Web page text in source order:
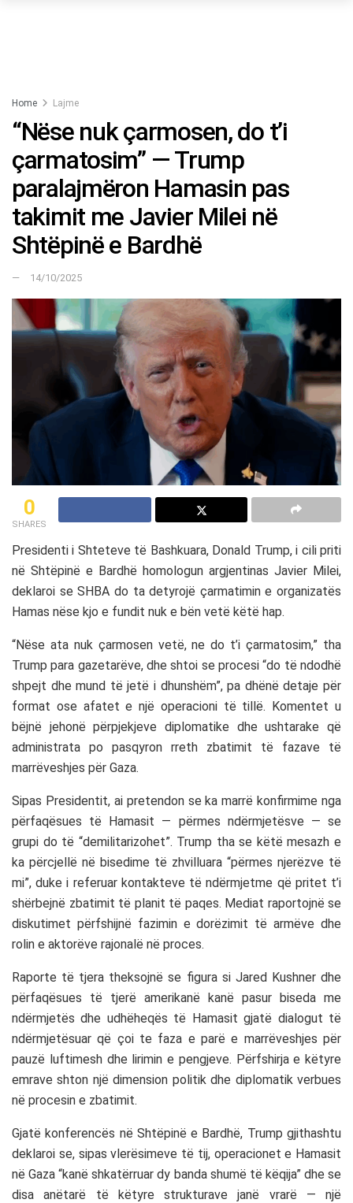
Home Lajme
“Nëse nuk çarmosen, do t’i
çarmatosim” — Trump
paralajmëron Hamasin pas
takimit me Javier Milei në
Shtëpinë e Bardhë
14/10/2025
0
SHARES
Presidenti i Shteteve të Bashkuara, Donald Trump, i cili priti
në Shtëpinë e Bardhë homologun argjentinas Javier Milei,
deklaroi se SHBA do ta detyrojë çarmatimin e organizatës
Hamas nëse kjo e fundit nuk e bën vetë këtë hap.
“Nëse ata nuk çarmosen vetë, ne do t’i çarmatosim,” tha
Trump para gazetarëve, dhe shtoi se procesi “do të ndodhë
shpejt dhe mund të jetë i dhunshëm”, pa dhënë detaje për
format ose afatet e një operacioni të tillë. Komentet u
bëjnë jehonë përpjekjeve diplomatike dhe ushtarake që
administrata po pasqyron rreth zbatimit të fazave të
marrëveshjes për Gaza.
Sipas Presidentit, ai pretendon se ka marrë konfirmime nga
përfaqësues të Hamasit — përmes ndërmjetësve — se
grupi do të “demilitarizohet”. Trump tha se këtë mesazh e
ka përcjellë në bisedime të zhvilluara “përmes njerëzve të
mi”, duke i referuar kontakteve të ndërmjetme që pritet t’i
shërbejnë zbatimit të planit të paqes. Mediat raportojnë se
diskutimet përfshijnë fazimin e dorëzimit të armëve dhe
rolin e aktorëve rajonalë në proces.
Raporte të tjera theksojnë se figura si Jared Kushner dhe
përfaqësues të tjerë amerikanë kanë pasur biseda me
ndërmjetës dhe udhëheqës të Hamasit gjatë dialogut të
ndërmjetësuar që çoi te faza e parë e marrëveshjes për
pauzë luftimesh dhe lirimin e pengjeve. Përfshirja e këtyre
emrave shton një dimension politik dhe diplomatik verbues
në procesin e zbatimit.
Gjatë konferencës në Shtëpinë e Bardhë, Trump gjithashtu
deklaroi se, sipas vlerësimeve të tij, operacionet e Hamasit
në Gaza “kanë shkatërruar dy banda shumë të këqija” dhe se
disa anëtarë të këtyre strukturave janë vrarë — një